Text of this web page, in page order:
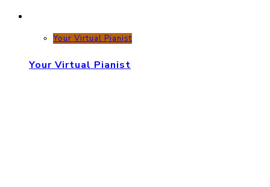
Your Virtual Pianist
Your Virtual Pianist